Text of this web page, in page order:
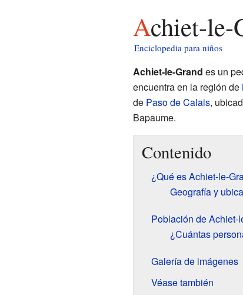
Achiet-
Enciclopedia para niños
Achiet-le-Grand es un
encuentra en la región de
de Paso de Calais,
Bapaume.
Contenido
¿Qué es Achiet-le-
Geografía y
Población de Achiet-
¿Cuántas
Galería de imágenes
Véase también